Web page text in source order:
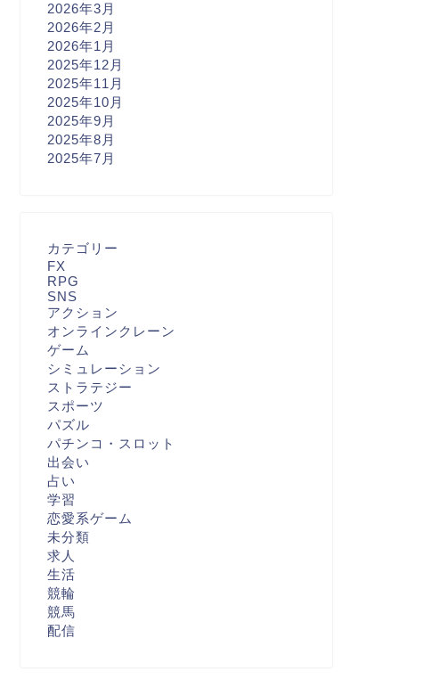
2026年3月
2026年2月
2026年1月
2025年12月
2025年11月
2025年10月
2025年9月
2025年8月
2025年7月
カテゴリー
FX
RPG
SNS
アクション
オンラインクレーン
ゲーム
シミュレーション
ストラテジー
スポーツ
パズル
パチンコ・スロット
出会い
占い
学習
恋愛系ゲーム
未分類
求人
生活
競輪
競馬
配信